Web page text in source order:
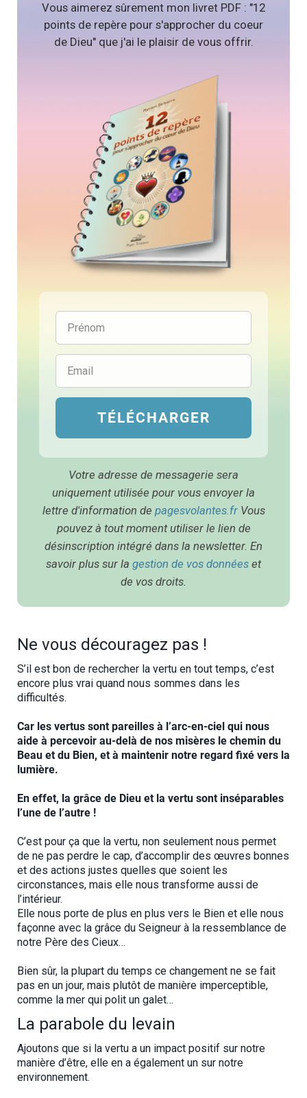
Vous aimerez sûrement mon livret PDF : "12
points de repère pour s'approcher du coeur
de Dieu" que j'ai le plaisir de vous offrir.
TÉLÉCHARGER
Votre adresse de messagerie sera
uniquement utilisée pour vous envoyer la
lettre d'information de pagesvolantes.frVous
pouvez à tout moment utiliser le lien de
désinscription intégré dans la newsletter. En
savoir plus sur la gestion de vos données et
de vos droits.
Ne vous découragez pas !
S’il est bon de rechercher la vertu en tout temps, c’est
encore plus vrai quand nous sommes dans les
difficultés.
Car les vertus sont pareilles à l’arc-en-ciel qui nous
aide à percevoir au-delà de nos misères le chemin du
Beau et du Bien, et à maintenir notre regard fixé vers la
lumière.
En effet, la grâce de Dieu et la vertu sont inséparables
l’une de l’autre !
C’est pour ça que la vertu, non seulement nous permet
de ne pas perdre le cap, d’accomplir des œuvres bonnes
et des actions justes quelles que soient les
circonstances, mais elle nous transforme aussi de
l’intérieur.
Elle nous porte de plus en plus vers le Bien et elle nous
façonne avec la grâce du Seigneur à la ressemblance de
notre Père des Cieux…
Bien sûr, la plupart du temps ce changement ne se fait
pas en un jour, mais plutôt de manière imperceptible,
comme la mer qui polit un galet…
La parabole du levain
Ajoutons que si la vertu a un impact positif sur notre
manière d’être, elle en a également un sur notre
environnement.